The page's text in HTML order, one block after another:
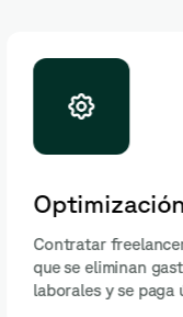
Contratar
que se eliminan
laborales y se